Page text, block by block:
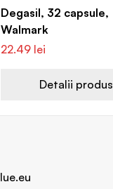
Degasil, 32 capsule,
Walmark
22.49 lei
Detalii produs